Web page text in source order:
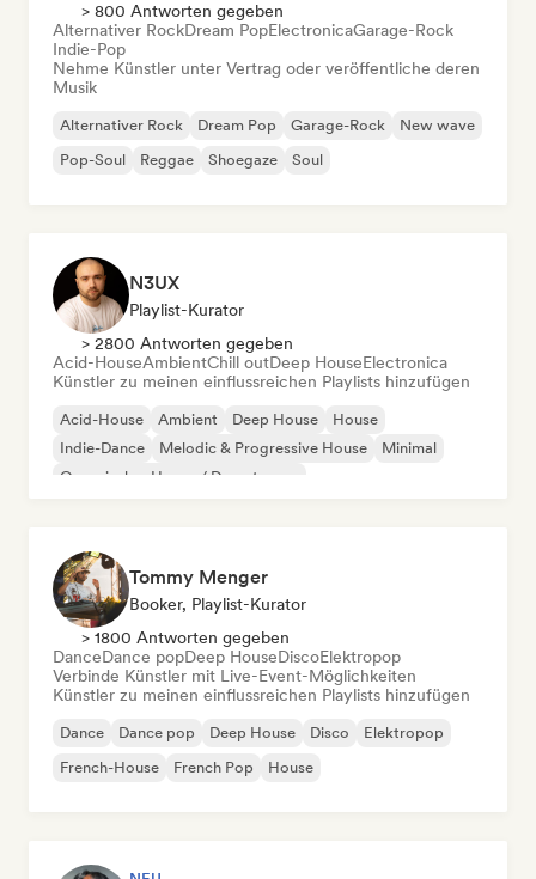
> 800 Antworten gegeben
Alternativer RockDream PopElectronicaGarage-Rock
Indie-Pop
Nehme Künstler unter Vertrag oder veröffentliche deren
Musik
Alternativer Rock Dream Pop Garage-Rock
New wave
Pop-Soul
Reggae Shoegaze Soul
N3UX
Playlist-Kurator
> 2800 Antworten gegeben
Acid-HouseAmbientChill outDeep HouseElectronica
Künstler zu meinen einflussreichen Playlists hinzufügen
Acid-House Ambient Deep House
House
Indie-Dance
Melodic & Progressive House
Minimal
Organischer House / Downtempo
Tommy Menger
Booker, Playlist-Kurator
> 1800 Antworten gegeben
DanceDance popDeep HouseDiscoElektropop
Verbinde Künstler mit Live-Event-Möglichkeiten
Künstler zu meinen einflussreichen Playlists hinzufügen
Dance Dance pop Deep House Disco
Elektropop
French-House
French Pop House